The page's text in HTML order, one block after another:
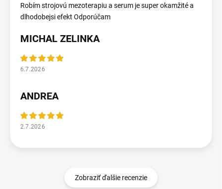
Robím strojovú mezoterapiu a serum je super okamžité a
dlhodobejsi efekt Odporúčam
MICHAL ZELINKA
6.7.2026
ANDREA
2.7.2026
Zobraziť ďalšie recenzie